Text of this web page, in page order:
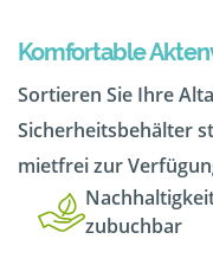
Komfortable
Sortieren Sie Ihre
Sicherheitsbehälter
mietfrei zur
zubuchbar